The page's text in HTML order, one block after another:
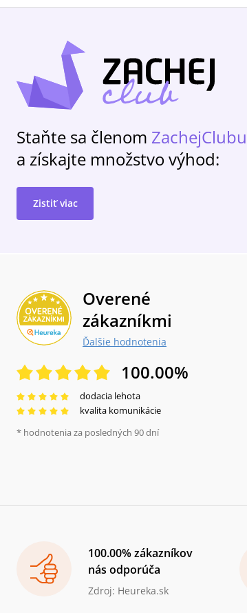
Staňte sa členom ZachejClubu
a získajte množstvo výhod:
Zistiť viac
Overené
zákazníkmi
Ďalšie hodnotenia
100.00%
dodacia lehota
kvalita komunikácie
* hodnotenia za posledných 90 dní
100.00% zákazníkov
nás odporúča
Zdroj: Heureka.sk